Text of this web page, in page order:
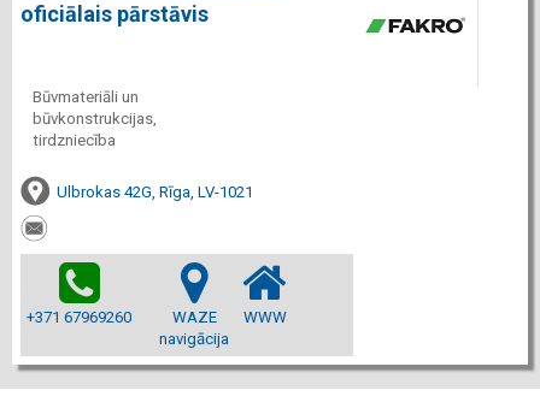
oficiālais pārstāvis
Būvmateriāli un
būvkonstrukcijas,
tirdzniecība
Ulbrokas 42G, Rīga, LV-1021
+371 67969260
WAZE
navigācija
WWW